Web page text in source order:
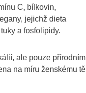
C, bílkovin,
jejichž dieta
a fosfolipidy.
ale pouze
na míru ženskému